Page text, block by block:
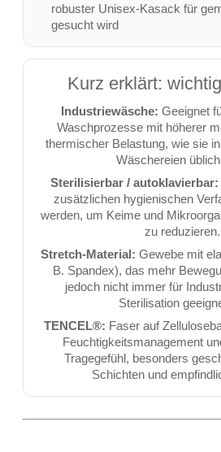
robuster Unisex-Kasack für
gesucht wird
Kurz erklärt:
Industriewäsche: Geeignet
Waschprozesse mit höherer
thermischer Belastung, wie sie
Wäschereien
Sterilisierbar / autoklavierbar:
zusätzlichen hygienischen
werden, um Keime und
zu reduzieren.
Stretch-Material: Gewebe mit
B. Spandex), das mehr
jedoch nicht immer für
Sterilisation
TENCEL®: Faser auf
Feuchtigkeitsmanagement
Tragegefühl, besonders
Schichten und